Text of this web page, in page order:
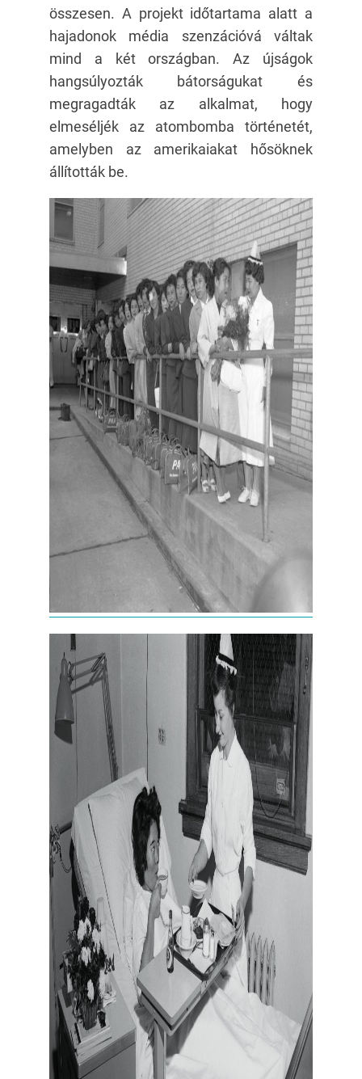
összesen. A projekt időtartama alatt a
hajadonok média szenzációvá váltak
mind a két országban. Az újságok
hangsúlyozták bátorságukat és
megragadták az alkalmat, hogy
elmeséljék az atombomba történetét,
amelyben az amerikaiakat hősöknek
állították be.